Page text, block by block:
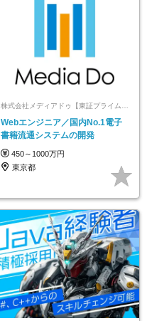
Webエンジニア／国内No.1電子
書籍流通システムの開発
450～1000万円
東京都